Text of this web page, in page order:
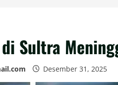
Sultra
Desember 31, 2025